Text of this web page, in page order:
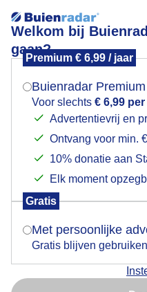
Welkom bij
gaan?
Premium € 6,99 / jaar
Buienradar Premium
Voor slechts € 6,99
Advertentievrij en
Ontvang voor min.
10% donatie aan
Elk moment
Gratis
Met persoonlijke
Gratis blijven gebruiken
Zonovergoten en
kralentakken van de
Mogen we je
Indien je hier nog
verschijnt er zo een
Is goed,
Nu niet,